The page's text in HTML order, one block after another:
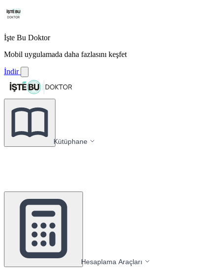
İşte Bu Doktor
Mobil uygulamada daha fazlasını keşfet
İndir
Kütüphane
Hesaplama Araçları